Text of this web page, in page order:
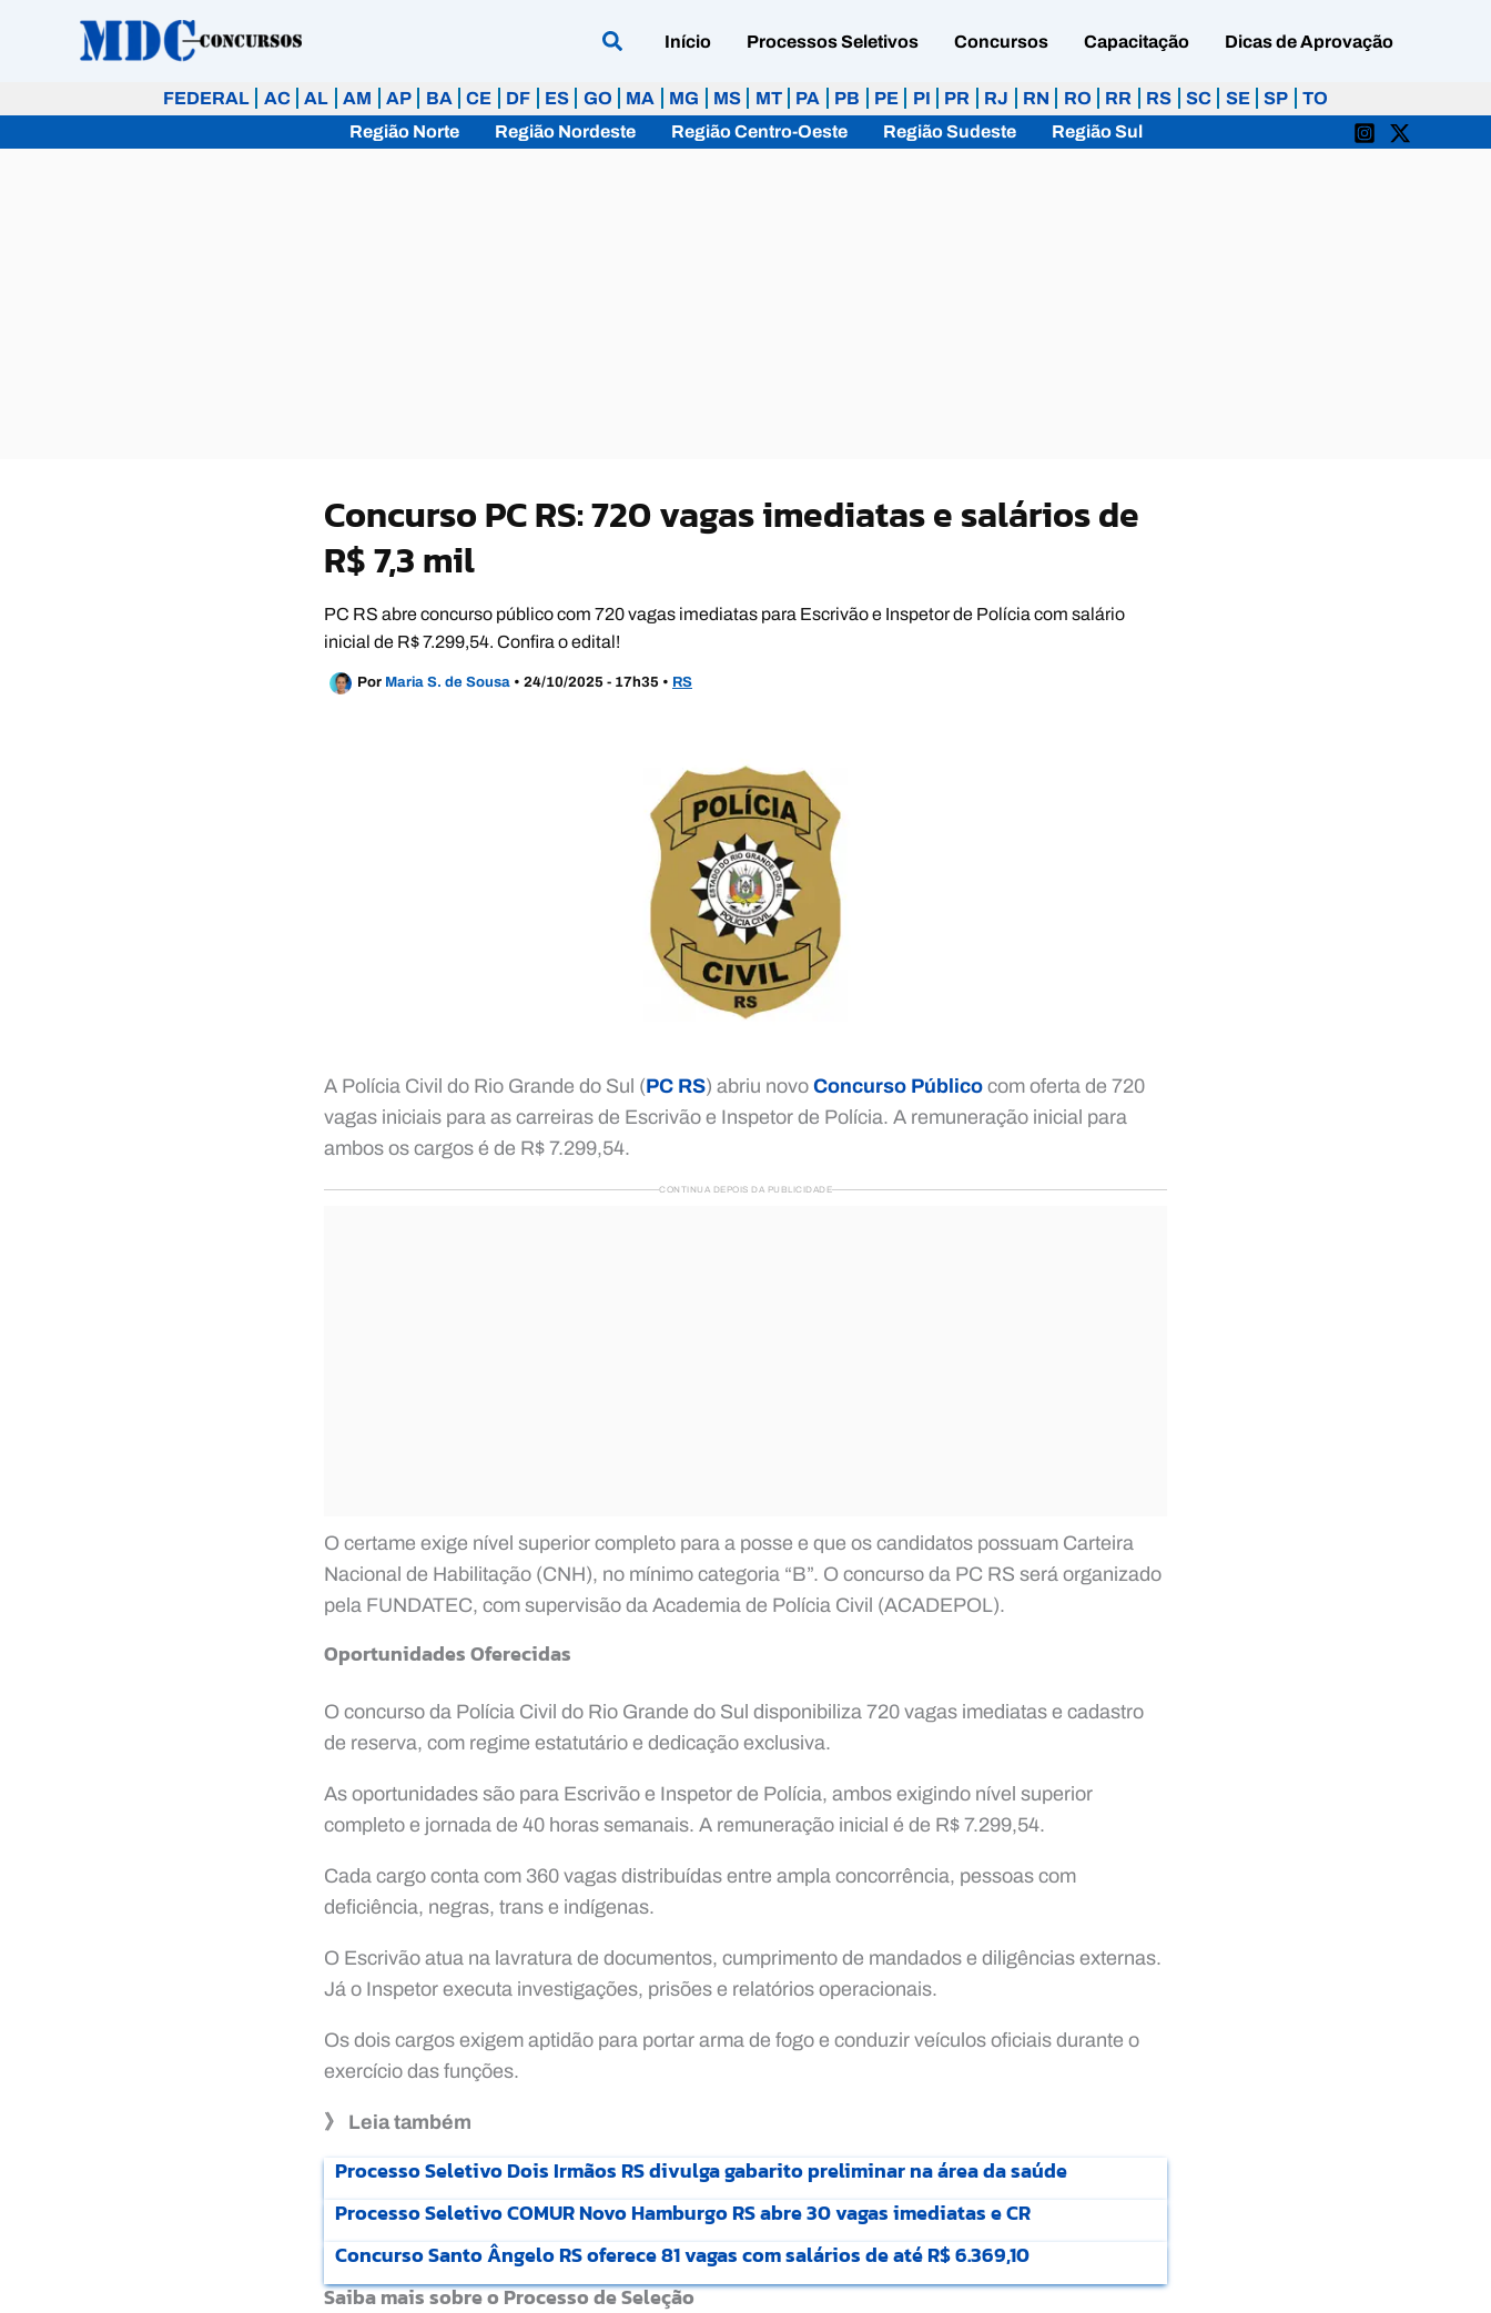
Início Processos Seletivos Concursos Capacitação Dicas de Aprovação
FEDERAL AC AL AM AP BA CE DF ES GO MA MG MS MT PA PB PE PI PR RJ RN RO RR RS SC SE SP
TO
Região Norte
Região Nordeste Região Centro-Oeste Região Sudeste Região Sul
Concurso PC RS: 720 vagas imediatas e salários de
R$ 7,3 mil
PC RS abre concurso público com 720 vagas imediatas para Escrivão e Inspetor de Polícia com salário
inicial de R$ 7.299,54. Confira o edital!
Por Maria S. de Sousa • 24/10/2025 - 17h35 • RS
A Polícia Civil do Rio Grande do Sul (PC RS) abriu novo Concurso Público com oferta de 720
vagas iniciais para as carreiras de Escrivão e Inspetor de Polícia. A remuneração inicial para
ambos os cargos é de R$ 7.299,54.
CONTINUA DEPOIS DA PUBLICIDADE
O certame exige nível superior completo para a posse e que os candidatos possuam Carteira
Nacional de Habilitação (CNH), no mínimo categoria “B”. O concurso da PC RS será organizado
pela FUNDATEC, com supervisão da Academia de Polícia Civil (ACADEPOL).
Oportunidades Oferecidas
O concurso da Polícia Civil do Rio Grande do Sul disponibiliza 720 vagas imediatas e cadastro
de reserva, com regime estatutário e dedicação exclusiva.
As oportunidades são para Escrivão e Inspetor de Polícia, ambos exigindo nível superior
completo e jornada de 40 horas semanais. A remuneração inicial é de R$ 7.299,54.
Cada cargo conta com 360 vagas distribuídas entre ampla concorrência, pessoas com
deficiência, negras, trans e indígenas.
O Escrivão atua na lavratura de documentos, cumprimento de mandados e diligências externas.
Já o Inspetor executa investigações, prisões e relatórios operacionais.
Os dois cargos exigem aptidão para portar arma de fogo e conduzir veículos oficiais durante o
exercício das funções.
》 Leia também
Processo Seletivo Dois Irmãos RS divulga gabarito preliminar na área da saúde
Processo Seletivo COMUR Novo Hamburgo RS abre 30 vagas imediatas e CR
Concurso Santo Ângelo RS oferece 81 vagas com salários de até R$ 6.369,10
Saiba mais sobre o Processo de Seleção